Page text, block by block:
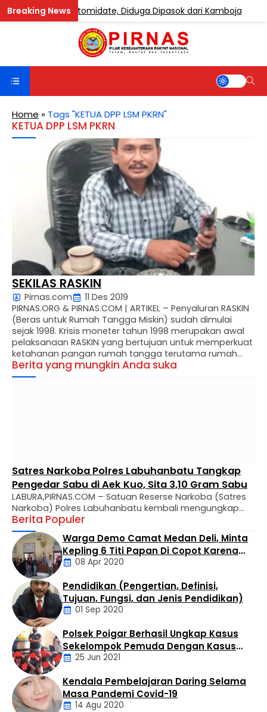
Etomidate, Diduga Dipasok dari Kamboja
Home » Tags "KETUA DPP LSM PKRN"
KETUA DPP LSM PKRN
SEKILAS RASKIN
Pirnas.com
11 Des 2019
PIRNAS.ORG & PIRNAS.COM | ARTIKEL – Penyaluran RASKIN
(Beras untuk Rumah Tangga Miskin) sudah dimulai
sejak 1998. Krisis moneter tahun 1998 merupakan awal
pelaksanaan RASKIN yang bertujuan untuk memperkuat
ketahanan pangan rumah tangga terutama rumah
tangga miskin. Pada awalnya disebut program Operasi
Pasar Khusus (OPK), kemudian diubah menjadi RASKIN
Berita yang mungkin Anda suka
Satres Narkoba Polres Labuhanbatu Tangkap
Pengedar Sabu di Aek Kuo, Sita 3,10 Gram Sabu
LABURA,PIRNAS.COM – Satuan Reserse Narkoba (Satres
Narkoba) Polres Labuhanbatu kembali mengungkap
kasus peredaran narkotika jenis sabu di wilayah
hukumnya. Seorang pria berinisial MTS alias Tebe (34)
berhasil diamankan dalam operasi yang digelar di
Kelurahan Bandar Selamat, Kecamatan Aek Kuo,
Kabupaten Labuhanbatu Utara, Selasa (4/8/2026)
sekitar pukul 14.30 WIB. Penangkapan dilakukan oleh Tim
Opsnal Satres Narkoba …
Berita Populer
Daerah
Warga Demo Camat Medan Deli, Minta
Kepling 6 Titi Papan Di Copot Karena
Tak Perduli Sama Warganya
08 Apr 2020
Artikel
Pendidikan (Pengertian, Definisi,
Tujuan, Fungsi, dan Jenis Pendidikan)
01 Sep 2020
Daerah
Polsek Poigar Berhasil Ungkap Kasus
Sekelompok Pemuda Dengan Kasus
Pencabulan
25 Jun 2021
Kendala Pembelajaran Daring Selama
Masa Pandemi Covid-19
14 Agu 2020